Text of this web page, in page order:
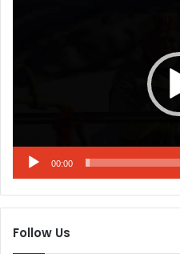
00:00
Follow Us